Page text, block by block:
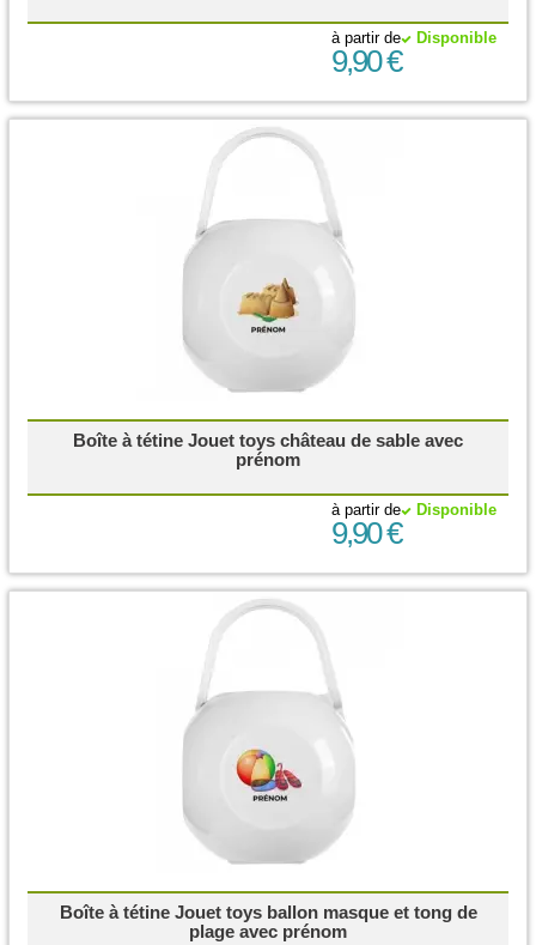
Disponible
à partir de
9,90 €
Boîte à tétine Jouet toys château de sable avec
prénom
Disponible
à partir de
9,90 €
Boîte à tétine Jouet toys ballon masque et tong de
plage avec prénom